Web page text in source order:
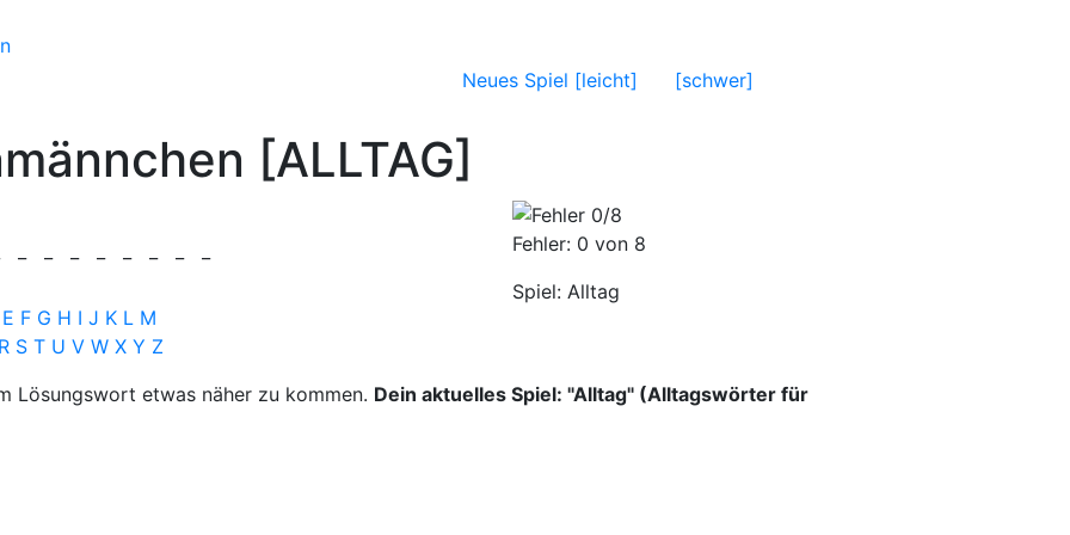
Neues Spiel [leicht] [schwer]
[ALLTAG]
E F G H I J K L M
S T U V W X Y Z
Fehler: 0 von 8
Spiel: Alltag
Lösungswort etwas näher zu kommen. Dein aktuelles Spiel: "Alltag" (Alltagswörter für